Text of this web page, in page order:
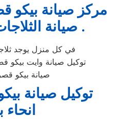
مركز صيانة بيكو
صيانة الثلاجات بجودة عالية .
في كل منزل يوجد
توكيل صيانة وايت بيكو قصر النيل
صيانة بيكو
توكيل صيانة